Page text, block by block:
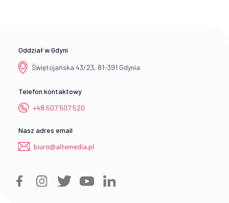
Oddział w Gdyni
Świętojańska 43/23, 81-391 Gdynia
Telefon kontaktowy
+48 507 507 520
Nasz adres email
biuro@altemedia.pl